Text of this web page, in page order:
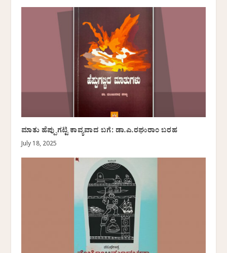
ಮಾತು ಹೆಪ್ಪುಗಟ್ಟಿ ಕಾವ್ಯವಾದ ಬಗೆ: ಡಾ.ಎ.ರಘುರಾಂ ಬರಹ
July 18, 2025